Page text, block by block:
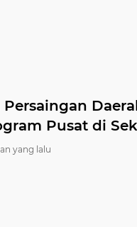
Persaingan
Pusat di
yang lalu